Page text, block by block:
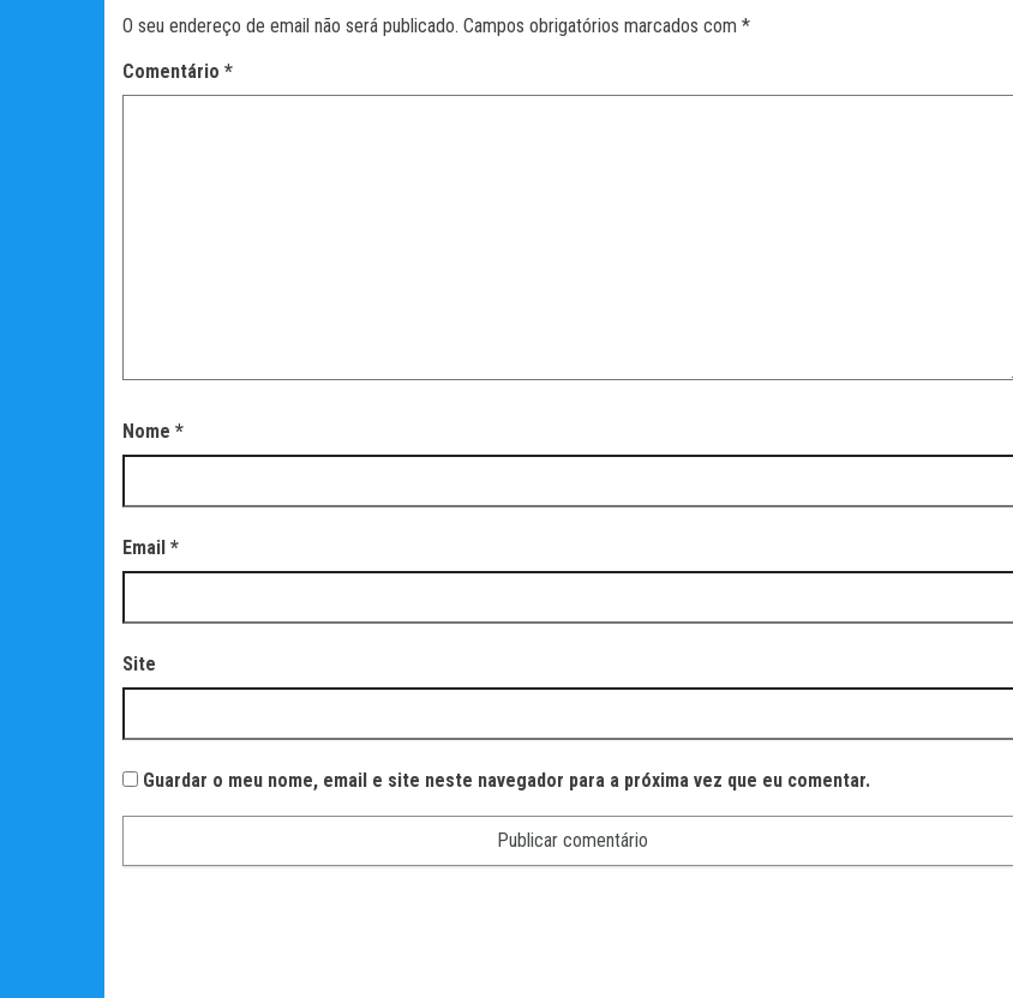
O seu endereço de email não será publicado. Campos obrigatórios marcados com *
Comentário *
Nome *
Email *
Site
Guardar o meu nome, email e site neste navegador para a próxima vez que eu comentar.